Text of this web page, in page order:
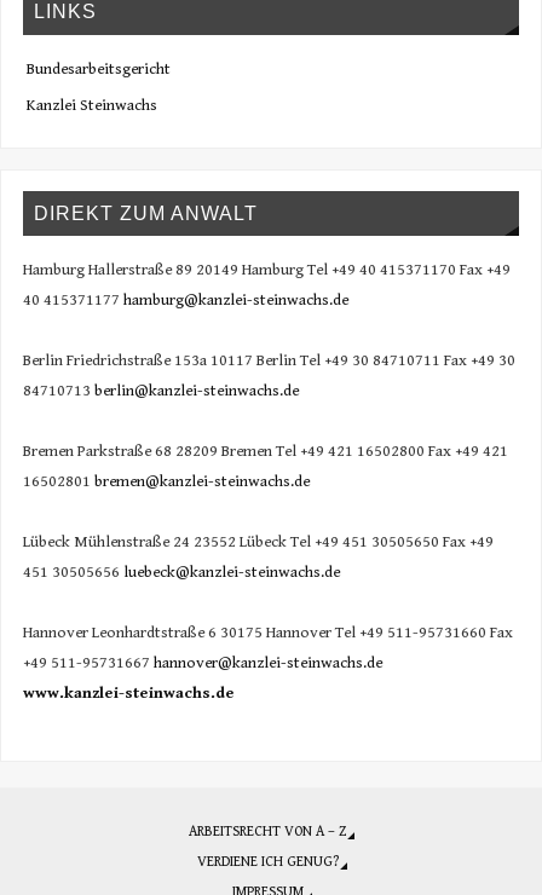
LINKS
Bundesarbeitsgericht
Kanzlei Steinwachs
DIREKT ZUM ANWALT
Hamburg Hallerstraße 89 20149 Hamburg Tel +49 40 415371170 Fax +49
40 415371177 hamburg@kanzlei-steinwachs.de
Berlin Friedrichstraße 153a 10117 Berlin Tel +49 30 84710711 Fax +49 30
84710713 berlin@kanzlei-steinwachs.de
Bremen Parkstraße 68 28209 Bremen Tel +49 421 16502800 Fax +49 421
16502801 bremen@kanzlei-steinwachs.de
Lübeck Mühlenstraße 24 23552 Lübeck Tel +49 451 30505650 Fax +49
451 30505656 luebeck@kanzlei-steinwachs.de
Hannover Leonhardtstraße 6 30175 Hannover Tel +49 511-95731660 Fax
+49 511-95731667 hannover@kanzlei-steinwachs.de
www.kanzlei-steinwachs.de
ARBEITSRECHT VON A – Z
VERDIENE ICH GENUG?